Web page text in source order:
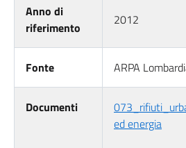
Anno di
riferimento
2012
Fonte ARPA
Documenti
ed energia